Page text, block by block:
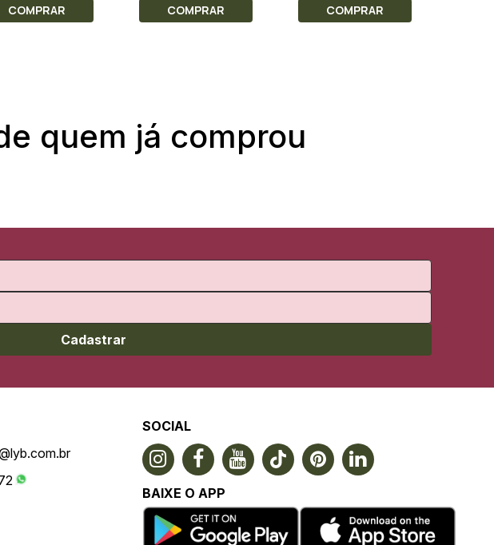
COMPRAR COMPRAR COMPRAR
quem já comprou
Cadastrar
SOCIAL
BAIXE O APP